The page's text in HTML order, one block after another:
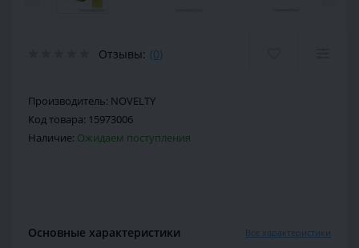
Отзывы: (0)
Производитель: NOVELTY
Код товара: 15973006
Наличие: Ожидаем поступления
Основные характеристики Все характеристики